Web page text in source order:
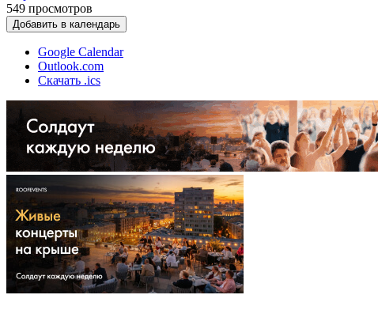
549 просмотров
Добавить в календарь
Google Calendar
Outlook.com
Скачать .ics